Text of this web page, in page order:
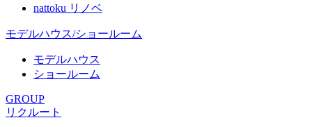
nattoku リノベ
モデルハウス/ショールーム
モデルハウス
ショールーム
GROUP
リクルート